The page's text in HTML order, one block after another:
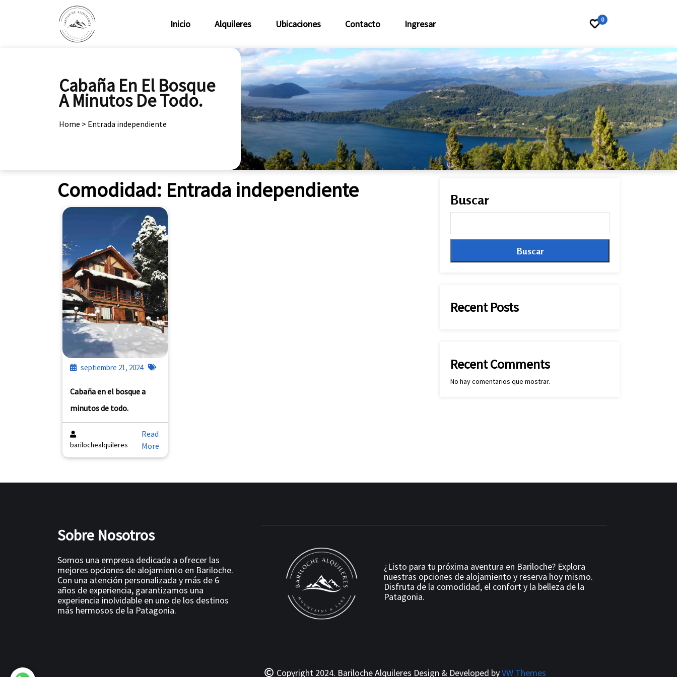
Inicio Alquileres Ubicaciones Contacto Ingresar 0
Cabaña En El Bosque
A Minutos De Todo.
Home > Entrada independiente
Comodidad: Entrada independiente
septiembre 21, 2024
Cabaña en el bosque a
minutos de todo.
barilochealquileres
Read
More
Buscar
Buscar
Recent Posts
Recent Comments
No hay comentarios que mostrar.
Sobre Nosotros
Somos una empresa dedicada a ofrecer las
mejores opciones de alojamiento en Bariloche.
Con una atención personalizada y más de 6
años de experiencia, garantizamos una
experiencia inolvidable en uno de los destinos
más hermosos de la Patagonia.
¿Listo para tu próxima aventura en Bariloche? Explora
nuestras opciones de alojamiento y reserva hoy mismo.
Disfruta de la comodidad, el confort y la belleza de la
Patagonia.
Copyright 2024. Bariloche Alquileres Design & Developed byVW Themes